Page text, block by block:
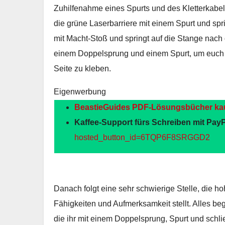
Zuhilfenahme eines Spurts und des
die grüne Laserbarriere mit einem Spurt und
mit Macht-Stoß und springt auf die Stange
einem Doppelsprung und einem Spurt, um
Seite zu kleben.
Eigenwerbung
BeastieGuides PDF-Lösungsbücher
Kaffee-Support fürs Schreiben mit
hosted_button_id=6TQP6F8SRGGD2
Danach folgt eine sehr schwierige Stelle, die
Fähigkeiten und Aufmerksamkeit stellt. Alles
die ihr mit einem Doppelsprung, Spurt und